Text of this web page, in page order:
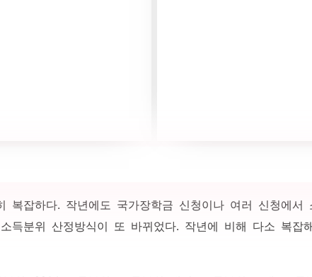
액
복잡하다. 작년에도 국가장학금 신청이나 여러 신청에서
득분위 산정방식이 또 바뀌었다. 작년에 비해 다소 복잡